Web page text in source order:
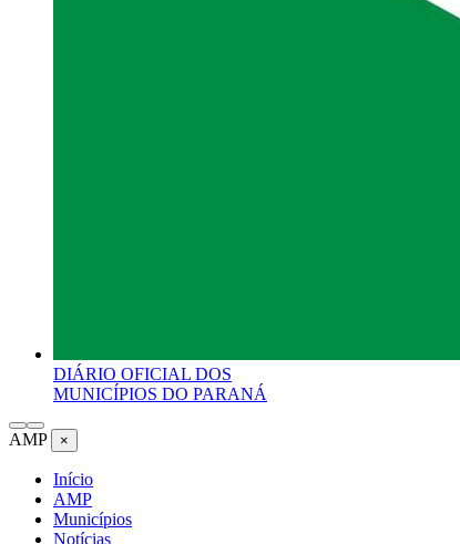
DIÁRIO OFICIAL DOS
MUNICÍPIOS DO PARANÁ
AMP ×
Início
AMP
Municípios
Notícias